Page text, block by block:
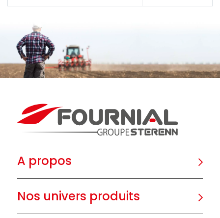
A propos
Nos univers produits